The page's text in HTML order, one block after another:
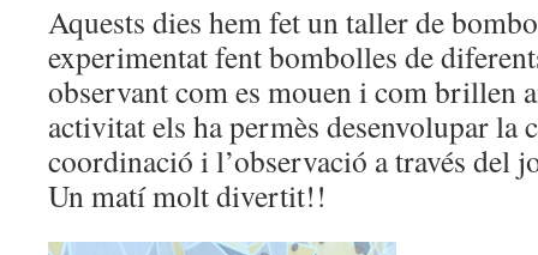
Aquests dies hem fet un taller de
experimentat fent bombolles de
observant com es mouen i com brillen
activitat els ha permès desenvolupar la
coordinació i l’observació a través del
Un matí molt divertit!!